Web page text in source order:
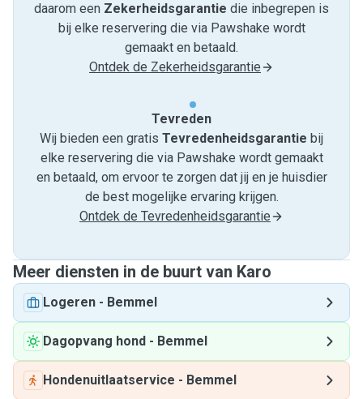
daarom een Zekerheidsgarantie die inbegrepen is
bij elke reservering die via Pawshake wordt
gemaakt en betaald.
Ontdek de Zekerheidsgarantie
Tevreden
Wij bieden een gratis Tevredenheids­garantie bij
elke reservering die via Pawshake wordt gemaakt
en betaald, om ervoor te zorgen dat jij en je huisdier
de best mogelijke ervaring krijgen.
Ontdek de Tevredenheidsgarantie
Meer diensten in de buurt van Karo
Logeren - Bemmel
Dagopvang hond - Bemmel
Hondenuitlaatservice - Bemmel